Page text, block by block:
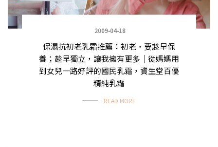
2009-04-18
保濕抗初老乳霜推薦：初老，要趁早保
養；趁早獨立，讓我擁有更多｜從媽媽用
到女兒一路好評的國民乳霜，資生堂百優
精純乳霜
READ MORE